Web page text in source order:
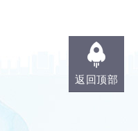
返回顶部